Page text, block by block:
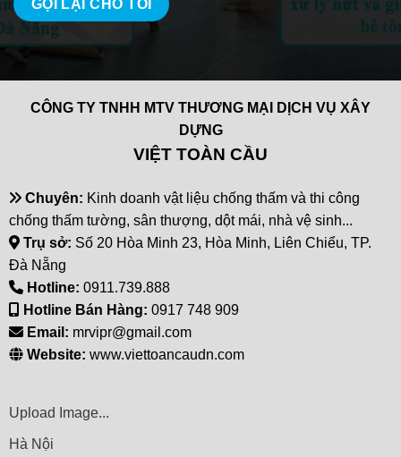
CÔNG TY TNHH MTV THƯƠNG MẠI DỊCH VỤ XÂY
DỰNG
VIỆT TOÀN CẦU
Chuyên: Kinh doanh vật liệu chống thấm và thi công
chống thấm tường, sân thượng, dột mái, nhà vệ sinh...
Trụ sở: Số 20 Hòa Minh 23, Hòa Minh, Liên Chiểu, TP.
Đà Nẵng
Hotline: 0911.739.888
Hotline Bán Hàng: 0917 748 909
Email: mrvipr@gmail.com
Website: www.viettoancaudn.com
Upload Image...
Hà Nội